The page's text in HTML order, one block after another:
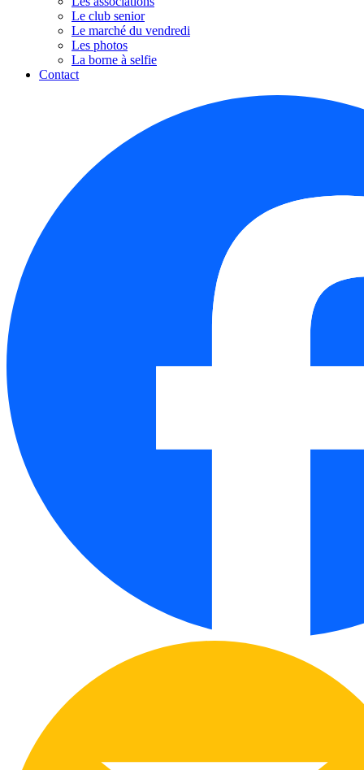
Le club senior
Le marché du vendredi
Les photos
La borne à selfie
Contact